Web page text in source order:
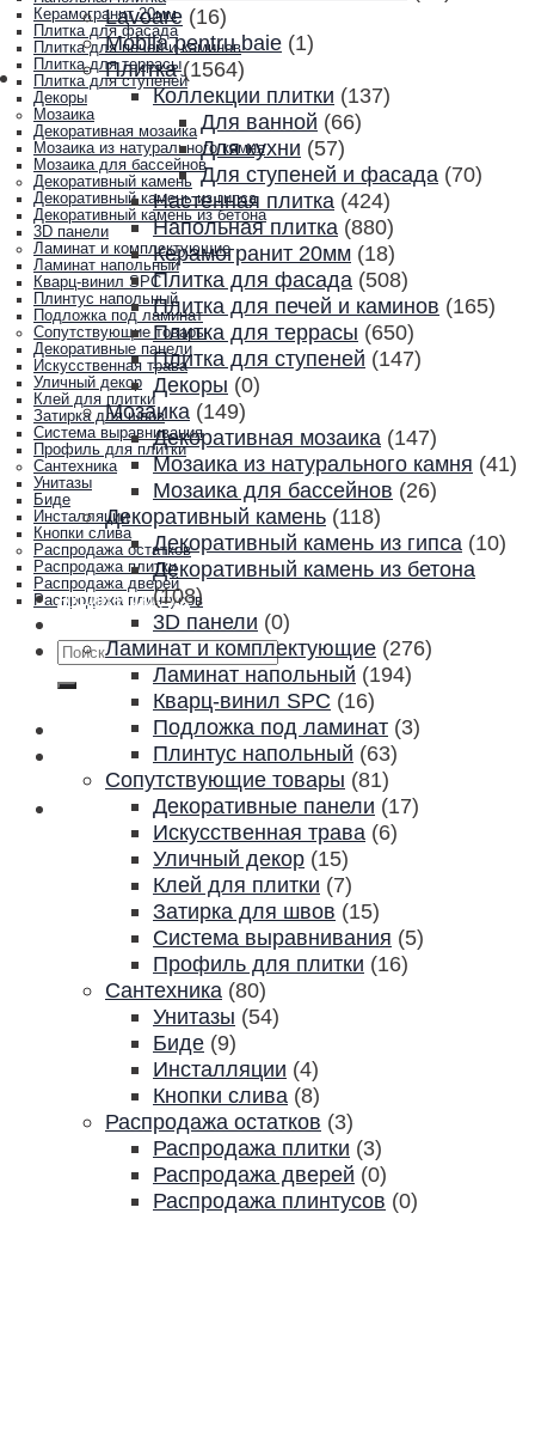
Керамогранит 20мм
Плитка для фасада
Плитка для печей и каминов
Плитка для террасы
Плитка для ступеней
Декоры
Мозаика
Декоративная мозаика
Мозаика из натурального камня
Мозаика для бассейнов
Декоративный камень
Декоративный камень из гипса
Декоративный камень из бетона
3D панели
Ламинат и комплектующие
Ламинат напольный
Кварц-винил SPC
Плинтус напольный
Подложка под ламинат
Сопутствующие товары
Декоративные панели
Искусственная трава
Уличный декор
Клей для плитки
Затирка для швов
Система выравнивания
Профиль для плитки
Сантехника
Унитазы
Биде
Инсталляции
Кнопки слива
Распродажа остатков
Распродажа плитки
Распродажа дверей
Распродажа плинтусов
Акции и скидки
Контакты
Искать:
Lavoare (16)
Mobila pentru baie (1)
Плитка (1564)
Коллекции плитки (137)
Для ванной (66)
Для кухни (57)
Для ступеней и фасада (70)
Настенная плитка (424)
Напольная плитка (880)
Керамогранит 20мм (18)
Плитка для фасада (508)
Плитка для печей и каминов (165)
Плитка для террасы (650)
Плитка для ступеней (147)
Декоры (0)
Мозаика (149)
Декоративная мозаика (147)
Мозаика из натурального камня (41)
Мозаика для бассейнов (26)
Декоративный камень (118)
Декоративный камень из гипса (10)
Декоративный камень из бетона
(108)
3D панели (0)
Ламинат и комплектующие (276)
Ламинат напольный (194)
Кварц-винил SPC (16)
Подложка под ламинат (3)
Плинтус напольный (63)
Сопутствующие товары (81)
Декоративные панели (17)
Искусственная трава (6)
Уличный декор (15)
Клей для плитки (7)
Затирка для швов (15)
Система выравнивания (5)
Профиль для плитки (16)
Сантехника (80)
Унитазы (54)
Биде (9)
Инсталляции (4)
Кнопки слива (8)
Распродажа остатков (3)
Распродажа плитки (3)
Распродажа дверей (0)
Распродажа плинтусов (0)